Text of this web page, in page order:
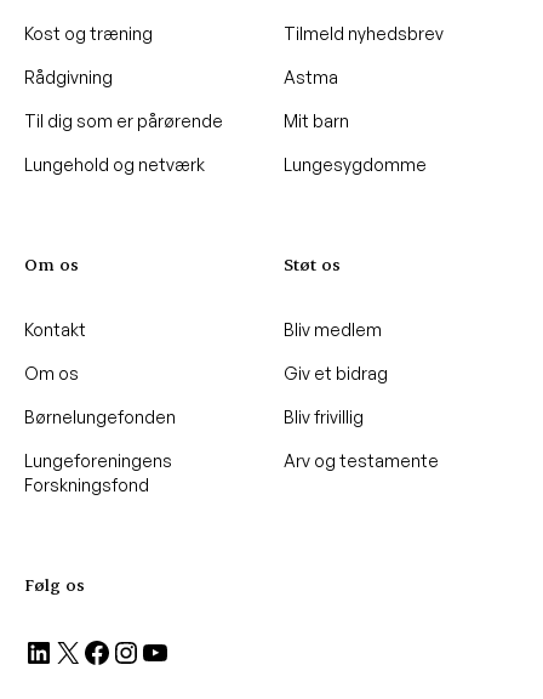
Kost og træning
Rådgivning
Til dig som er pårørende
Lungehold og netværk
Tilmeld nyhedsbrev
Astma
Mit barn
Lungesygdomme
Om os
Kontakt
Om os
Børnelungefonden
Lungeforeningens
Forskningsfond
Støt os
Bliv medlem
Giv et bidrag
Bliv frivillig
Arv og testamente
Følg os
LinkedIn
X Facebook
Instagram
YouTube